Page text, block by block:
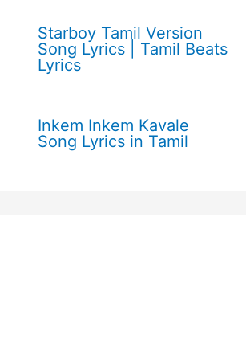
Starboy Tamil Version
Song Lyrics | Tamil Beats
Lyrics
Inkem Inkem Kavale
Song Lyrics in Tamil